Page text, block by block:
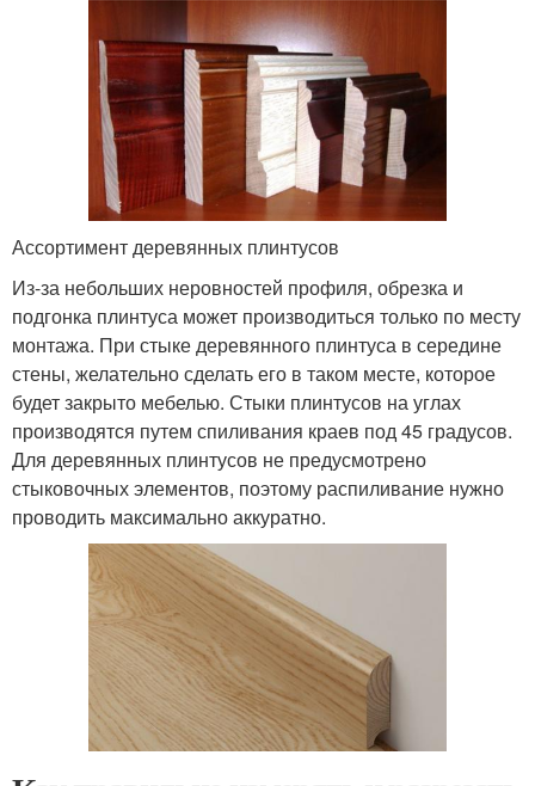
Ассортимент деревянных плинтусов
Из-за небольших неровностей профиля, обрезка и
подгонка плинтуса может производиться только по месту
монтажа. При стыке деревянного плинтуса в середине
стены, желательно сделать его в таком месте, которое
будет закрыто мебелью. Стыки плинтусов на углах
производятся путем спиливания краев под 45 градусов.
Для деревянных плинтусов не предусмотрено
стыковочных элементов, поэтому распиливание нужно
проводить максимально аккуратно.